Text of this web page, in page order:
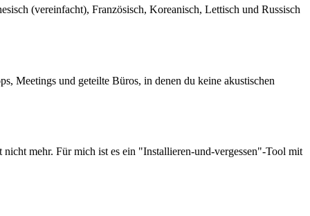
(vereinfacht), Französisch, Koreanisch, Lettisch und Russisch
Meetings und geteilte Büros, in denen du keine akustischen
mehr. Für mich ist es ein "Installieren-und-vergessen"-Tool mit